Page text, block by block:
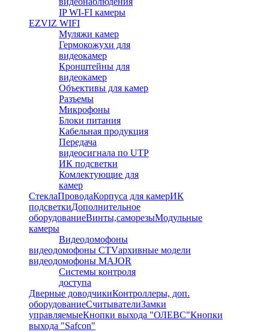
IP WI-FI камеры
EZVIZ WIFI
Муляжи камер
Гермокожухи для
видеокамер
Кронштейны для
видеокамер
Объективы для камер
Разъемы
Микрофоны
Блоки питания
Кабельная продукция
Передача
видеосигнала по UTP
ИК подсветки
Комлектующие для
камер
СтеклаПроводаКорпуса для камерИК
подсветкиДополнительное
оборудованиеВинты,саморезыМодульные
камеры
Видеодомофоны
видеодомофоны CTVархивные модели
видеодомофоны MAJOR
Системы контроля
доступа
Дверные доводчикиКонтроллеры, доп.
оборудованиеСчитывателиЗамки
управляемыеКнопки выхода "ОЛЕВС"Кнопки
выхода "Safcon"